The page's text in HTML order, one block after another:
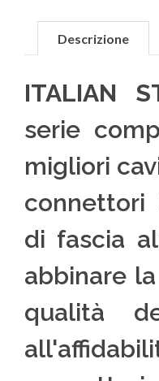
Descrizione
ITALIAN
serie
migliori
connettori
di fascia
abbinare
qualità